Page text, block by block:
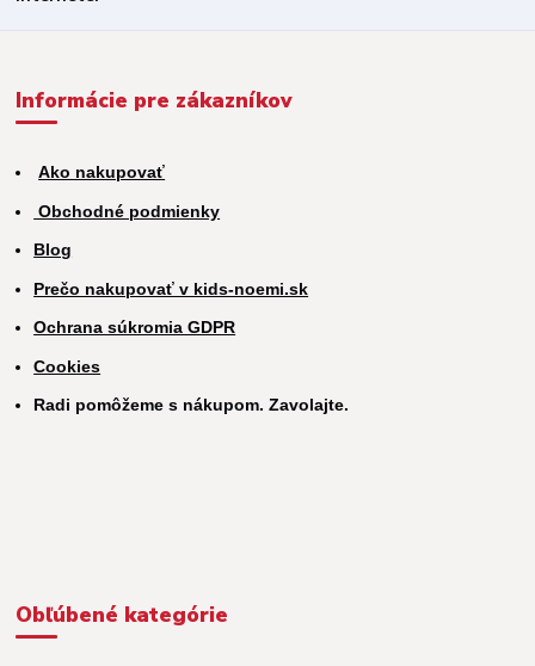
Informácie pre zákazníkov
Ako nakupovať
Obchodné podmienky
Blog
Prečo nakupovať v kids-noemi.sk
Ochrana súkromia GDPR
Cookies
Radi pomôžeme s nákupom. Zavolajte.
Obľúbené kategórie